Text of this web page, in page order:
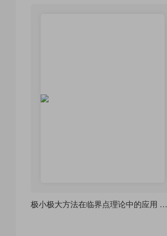
极小极大方法在临界点理论中的应用 及其在微分方程中的应用